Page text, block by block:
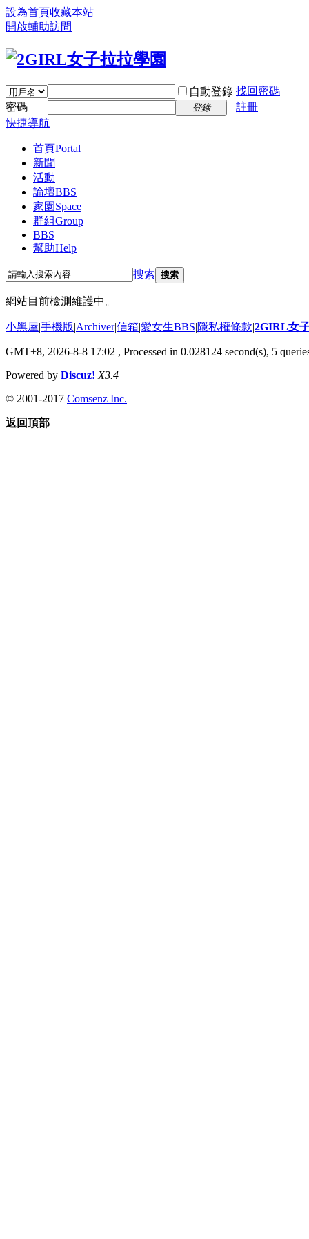
設為首頁收藏本站
開啟輔助訪問
自動登錄 找回密碼
密碼
登錄
註冊
快捷導航
首頁Portal
新聞
活動
論壇BBS
家園 Space
群組Group
BBS
幫助Help
搜索 搜索
網站目前檢測維護中。
小黑屋|手機版|Archiver|信箱|愛女生BBS|隱私權條款|2GIRL女
GMT+8, 2026-8-8 17:02 , Processed in 0.028124 second(s), 5
Powered by Discuz! X3.4
© 2001-2017 Comsenz Inc.
返回頂部